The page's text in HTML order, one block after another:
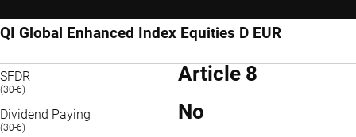
QI Global Enhanced Index Equities D EUR
SFDR
(30-6)
Article 8
Dividend Paying
(30-6)
No